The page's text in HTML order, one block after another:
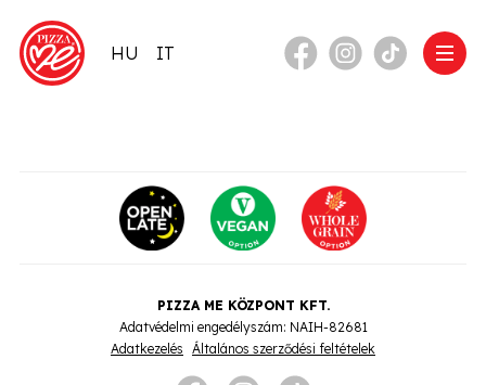
HU IT
PIZZA ME KÖZPONT KFT.
Adatvédelmi engedélyszám: NAIH-82681
Adatkezelés Általános szerződési feltételek